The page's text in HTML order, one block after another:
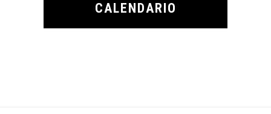
CALENDARIO